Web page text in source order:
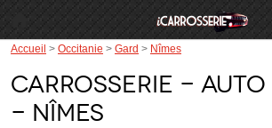
Accueil > Occitanie > Gard > Nîmes
Carrosserie - AUTO
- Nîmes